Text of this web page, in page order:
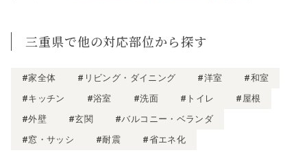
三重県で他の対応部位から探す
#家全体 #リビング・ダイニング #洋室
#和室
#キッチン
#浴室 #洗面 #トイレ
#屋根
#外壁
#玄関
#バルコニー・ベランダ
#窓・サッシ
#耐震 #省エネ化